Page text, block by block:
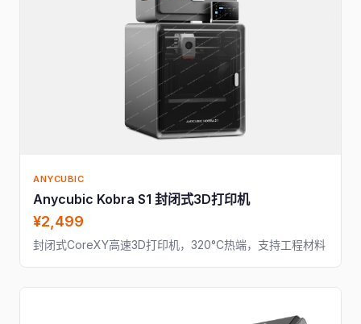
ANYCUBIC
Anycubic Kobra S1 封闭式3D打印机
¥2,499
封闭式CoreXY高速3D打印机，320°C热端，支持工程材料